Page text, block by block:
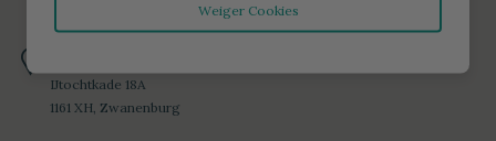
Weiger Cookies
IJtochtkade 18A
1161 XH, Zwanenburg